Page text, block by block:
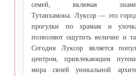
семей, включая
Тутанхамона. Луксор — это
прогулки по храмам и
позволяют ощутить величие и
Сегодня Луксор является
центром, привлекающим
мира своей уникальной